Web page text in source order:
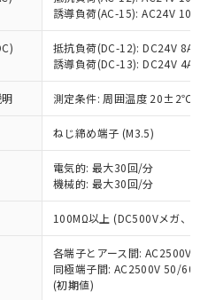
誘導負荷(AC-15): AC24V
抵抗負荷(DC-12): DC24V 8A/
誘導負荷(DC-13): DC24V 4A/
測定条件: 周囲温度 20±2℃、
ねじ締め端子 (M3.5)
電気的: 最大30回/分
機械的: 最大30回/分
100MΩ以上 (DC500Vメガ、点
各端子とアース間: AC2500V
同極端子間: AC2500V 50/
(初期値)
ただき、同意のうえ
当社制御機器事業取扱
状況および標準価格
せていただくもので
業取扱商品の中には、
象外となる商品もある
ださい。
が提供可能な商品で
指令（10物質）の非含
り替える予定のある
指令（10物質）の
で、対応品を出す予
指令（10物質）の
査中または確認中の
料など無形物で、有
い商品です。
、非含有部品として
判明した場合などや
含有率が中国RoHSの
含有率が中国RoHSの
とを示します。
貴社製品のうち、外国